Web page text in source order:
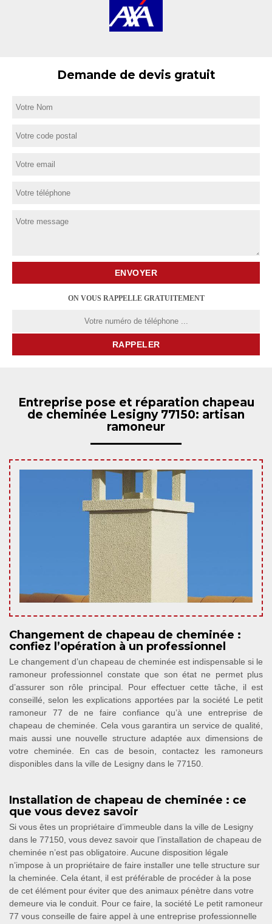
Demande de devis gratuit
ON VOUS RAPPELLE GRATUITEMENT
Entreprise pose et réparation chapeau
de cheminée Lesigny 77150: artisan
ramoneur
Changement de chapeau de cheminée :
confiez l’opération à un professionnel
Le changement d’un chapeau de cheminée est indispensable si le
ramoneur professionnel constate que son état ne permet plus
d’assurer son rôle principal. Pour effectuer cette tâche, il est
conseillé, selon les explications apportées par la société Le petit
ramoneur 77 de ne faire confiance qu’à une entreprise de
chapeau de cheminée. Cela vous garantira un service de qualité,
mais aussi une nouvelle structure adaptée aux dimensions de
votre cheminée. En cas de besoin, contactez les ramoneurs
disponibles dans la ville de Lesigny dans le 77150.
Installation de chapeau de cheminée : ce
que vous devez savoir
Si vous êtes un propriétaire d’immeuble dans la ville de Lesigny
dans le 77150, vous devez savoir que l’installation de chapeau de
cheminée n’est pas obligatoire. Aucune disposition légale
n’impose à un propriétaire de faire installer une telle structure sur
la cheminée. Cela étant, il est préférable de procéder à la pose
de cet élément pour éviter que des animaux pénètre dans votre
demeure via le conduit. Pour ce faire, la société Le petit ramoneur
77 vous conseille de faire appel à une entreprise professionnelle